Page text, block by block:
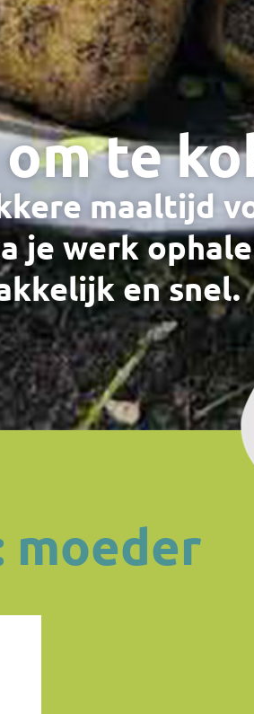
te
maaltijd
je werk
en snel.
moeder